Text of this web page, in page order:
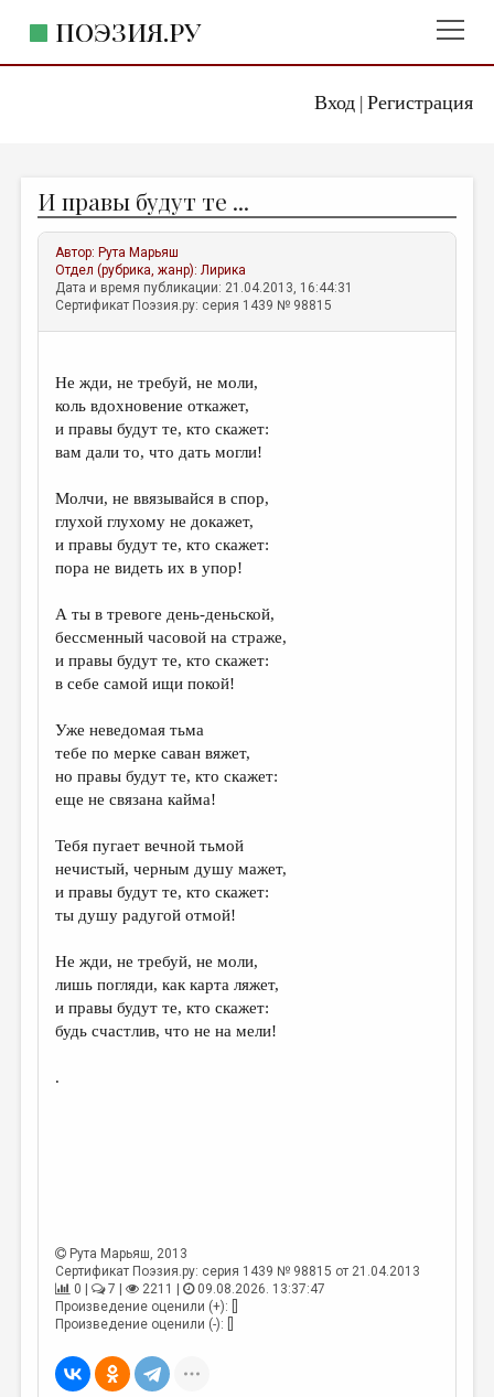
Вход| Регистрация
ПОЭЗИЯ.РУ
ЖАНРЫ
АВТОРЫ
КОММЕНТАРИИ
ЛИТСАЛОН
ПРАВИЛА САЙТА
ОТДЕЛЫ И РУБРИКИ
ИЗБРАННОЕ
ДАЙДЖЕСТ
ПРОИЗВЕДЕНИЯ
ПЕРЕВОДЫ
КОНКУРСЫ
ДЕТСКАЯ КОМНАТА
КНИЖНАЯ ПОЛКА
ОБЗОР ЛИТЕРАТУРЫ
СТРАНИЦЫ ПАМЯТИ
ОБЪЯВЛЕНИЯ
КОЛОНКА РЕДАКТОРА
РЕДКОЛЛЕГИЯ
ОТ РЕДАКЦИИ
МАЛАЯ ПРОЗА
ЭССЕИСТИКА
ТРЕДИАКОВСКИЙ
МЕДИА
И правы будут те ...
Автор: Рута Марьяш
Отдел (рубрика, жанр):Лирика
Дата и время публикации: 21.04.2013, 16:44:31
Сертификат Поэзия.ру: серия 1439 № 98815
Не жди, не требуй, не моли,
коль вдохновение откажет,
и правы будут те, кто скажет:
вам дали то, что дать могли!
Молчи, не ввязывайся в спор,
глухой глухому не докажет,
и правы будут те, кто скажет:
пора не видеть их в упор!
А ты в тревоге день-деньской,
бессменный часовой на страже,
и правы будут те, кто скажет:
в себе самой ищи покой!
Уже неведомая тьма
тебе по мерке саван вяжет,
но правы будут те, кто скажет:
еще не связана кайма!
Тебя пугает вечной тьмой
нечистый, черным душу мажет,
и правы будут те, кто скажет:
ты душу радугой отмой!
Не жди, не требуй, не моли,
лишь погляди, как карта ляжет,
и правы будут те, кто скажет:
будь счастлив, что не на мели!
.
Рута Марьяш, 2013
Сертификат Поэзия.ру: серия 1439 № 98815 от 21.04.2013
0 |
7 | 2211 |
09.08.2026. 13:37:47
Произведение оценили (+): []
Произведение оценили (-): []